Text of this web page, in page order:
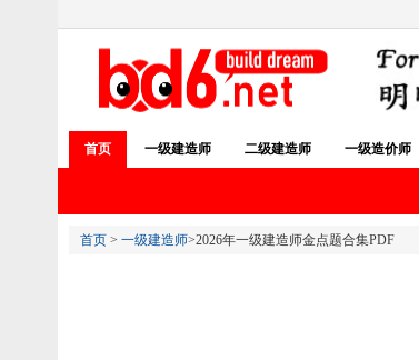
首页 一级建造师 二级建造师 一级造价师
首页 > 一级建造师>2026年一级建造师金点题合集PDF